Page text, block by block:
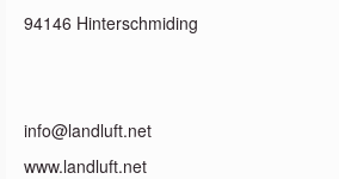
94146 Hinterschmiding
info@landluft.net
www.landluft.net